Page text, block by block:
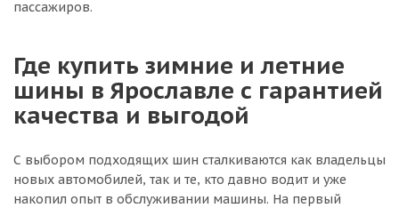
пассажиров.
Где купить зимние и летние
шины в Ярославле с гарантией
качества и выгодой
С выбором подходящих шин сталкиваются как владельцы
новых автомобилей, так и те, кто давно водит и уже
накопил опыт в обслуживании машины. На первый